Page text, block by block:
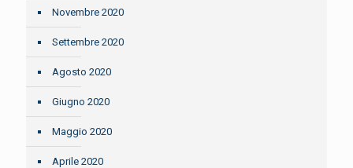
Novembre 2020
Settembre 2020
Agosto 2020
Giugno 2020
Maggio 2020
Aprile 2020